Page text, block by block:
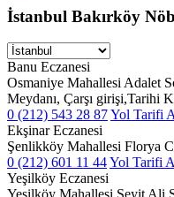
İstanbul Bakırköy
Banu Eczanesi
Osmaniye Mahallesi Adalet
Meydanı, Çarşı girişi,Tarihi
0 (212) 543 28 87Yol Tarifi
Ekşinar Eczanesi
Şenlikköy Mahallesi Florya
0 (212) 601 11 44Yol Tarifi
Yeşilköy Eczanesi